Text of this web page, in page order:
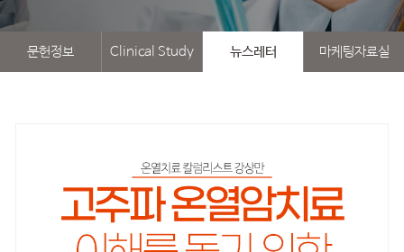
문헌정보 Clinical Study 뉴스레터 마케팅자료실